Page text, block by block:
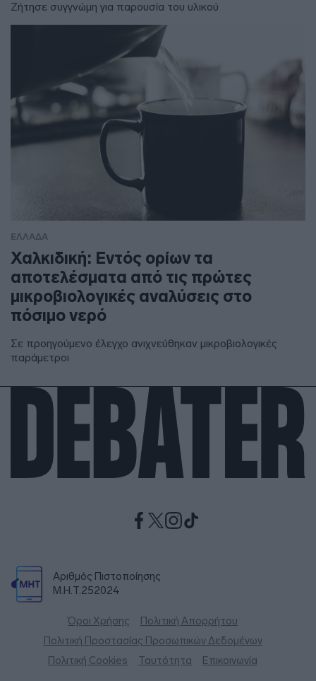
Ζήτησε συγγνώμη για παρουσία του υλικού
ΕΛΛΑΔΑ
Χαλκιδική: Εντός ορίων τα
αποτελέσματα από τις πρώτες
μικροβιολογικές αναλύσεις στο
πόσιμο νερό
Σε προηγούμενο έλεγχο ανιχνεύθηκαν μικροβιολογικές
παράμετροι
Αριθμός Πιστοποίησης
Μ.Η.Τ.252024
Όροι Χρήσης
Πολιτική Απορρήτου
Πολιτική Προστασίας Προσωπικών Δεδομένων
Πολιτική Cookies
Ταυτότητα Επικοινωνία